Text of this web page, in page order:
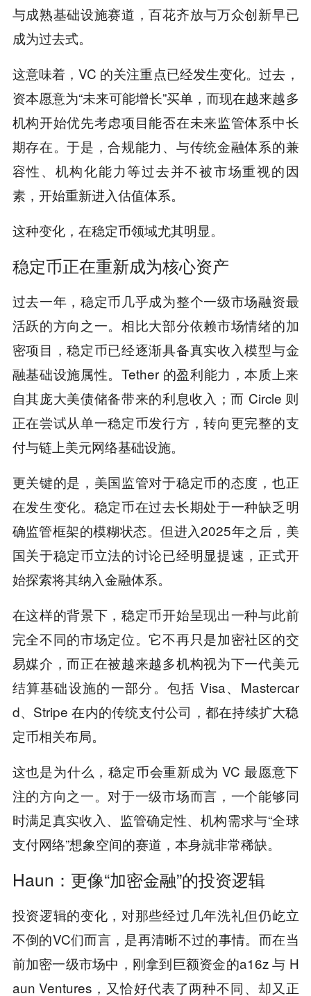
与成熟基础设施赛道，百花齐放与万众创新早已
成为过去式。
这意味着，VC 的关注重点已经发生变化。过去，
资本愿意为“未来可能增长”买单，而现在越来越多
机构开始优先考虑项目能否在未来监管体系中长
期存在。于是，合规能力、与传统金融体系的兼
容性、机构化能力等过去并不被市场重视的因
素，开始重新进入估值体系。
这种变化，在稳定币领域尤其明显。
稳定币正在重新成为核心资产
过去一年，稳定币几乎成为整个一级市场融资最
活跃的方向之一。相比大部分依赖市场情绪的加
密项目，稳定币已经逐渐具备真实收入模型与金
融基础设施属性。Tether 的盈利能力，本质上来
自其庞大美债储备带来的利息收入；而 Circle 则
正在尝试从单一稳定币发行方，转向更完整的支
付与链上美元网络基础设施。
更关键的是，美国监管对于稳定币的态度，也正
在发生变化。稳定币在过去长期处于一种缺乏明
确监管框架的模糊状态。但进入2025年之后，美
国关于稳定币立法的讨论已经明显提速，正式开
始探索将其纳入金融体系。
在这样的背景下，稳定币开始呈现出一种与此前
完全不同的市场定位。它不再只是加密社区的交
易媒介，而正在被越来越多机构视为下一代美元
结算基础设施的一部分。包括 Visa、Mastercar
d、Stripe 在内的传统支付公司，都在持续扩大稳
定币相关布局。
这也是为什么，稳定币会重新成为 VC 最愿意下
注的方向之一。对于一级市场而言，一个能够同
时满足真实收入、监管确定性、机构需求与“全球
支付网络”想象空间的赛道，本身就非常稀缺。
Haun：更像“加密金融”的投资逻辑
投资逻辑的变化，对那些经过几年洗礼但仍屹立
不倒的VC们而言，是再清晰不过的事情。而在当
前加密一级市场中，刚拿到巨额资金的a16z 与 H
aun Ventures，又恰好代表了两种不同、却又正